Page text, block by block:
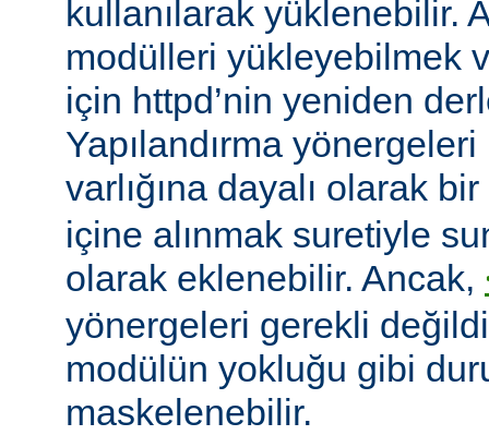
kullanılarak yüklenebilir.
modülleri yükleyebilmek
için httpd’nin yeniden
Yapılandırma
varlığına dayalı olarak bir
içine alınmak suretiyle
olarak eklenebilir. Ancak,
yönergeleri gerekli
modülün yokluğu gibi
maskelenebilir.